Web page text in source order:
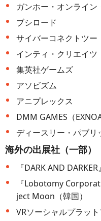
ガンホー・オンライン
ブシロード
サイバーコネクトツー
インティ・クリエイツ
集英社ゲームズ
アソビズム
アニプレックス
DMM GAMES（EXNOA
ディースリー・パブリ
海外の出展社（一部）
『DARK AND
『Lobotomy
ject Moon（韓国）
VRソーシャルプラッ